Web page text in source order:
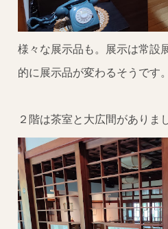
様々な展示品も。展示は常設
的に展示品が変わるそうです。
２階は茶室と大広間がありま